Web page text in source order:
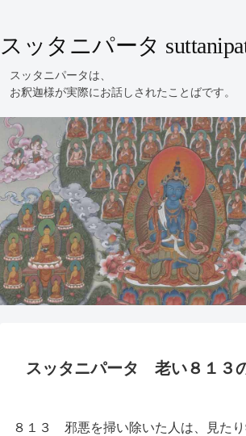
スッタニパータ
スッタニパータ 老い８１３
８１３ 邪悪を掃い除いた人は、見た